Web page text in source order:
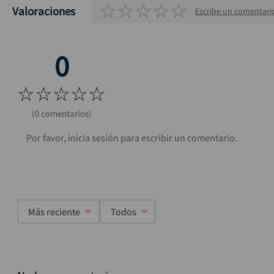
Valoraciones ☆☆☆☆☆ Escribe un
☆☆☆☆☆
(0 comentarios)
Más reciente Todos